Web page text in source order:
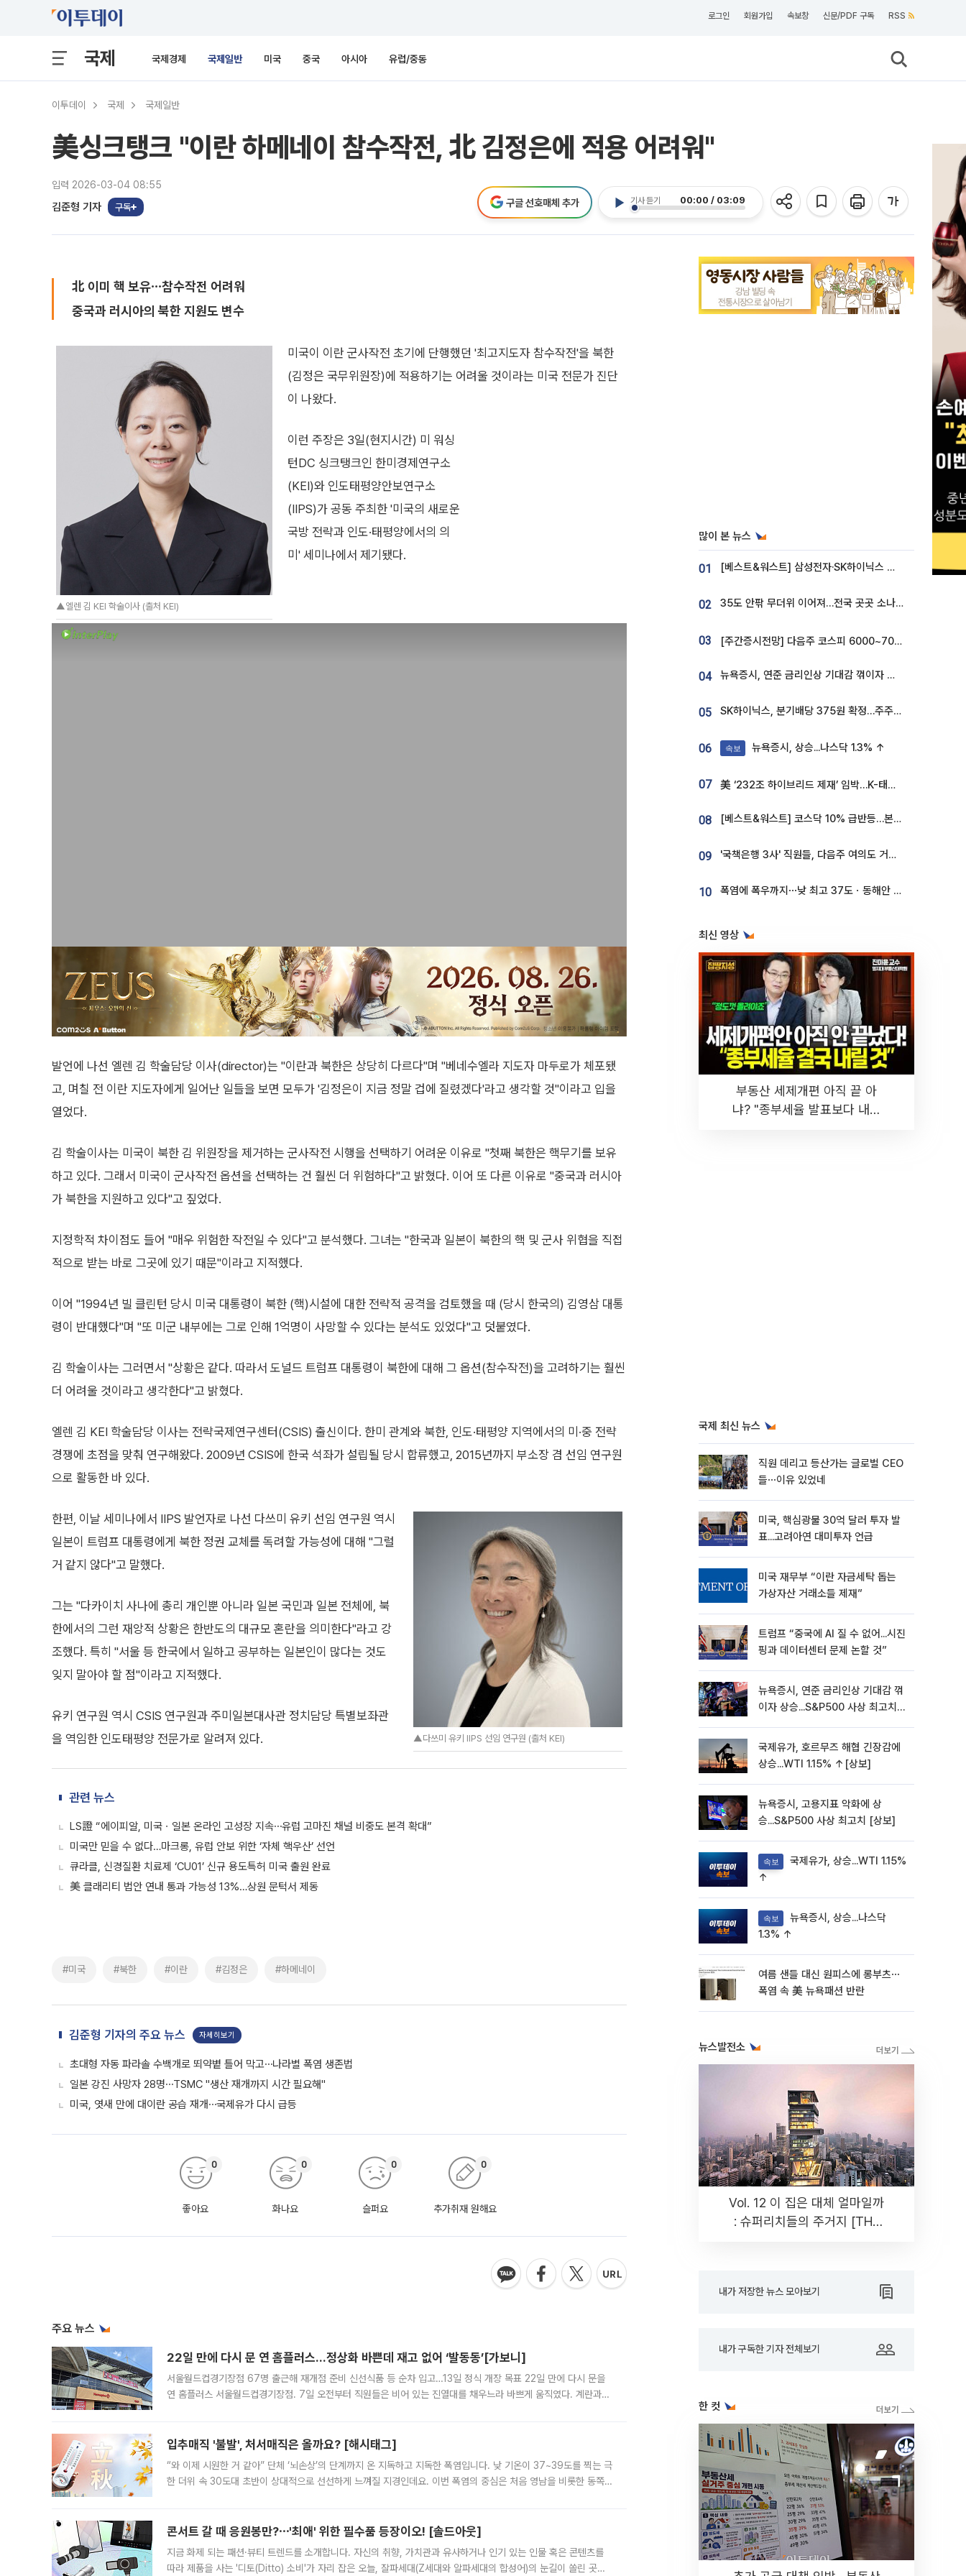
로그인 회원가입 속보창 신문/PDF 구독 RSS
국제 국제경제 국제일반 미국 중국 아시아 유럽/중동
이투데이 국제 국제일반
美싱크탱크 "이란 하메네이 참수작전, 北 김정은에 적용 어려워"
입력 2026-03-04 08:55
김준형 기자 구독
기사 듣기 00:00 / 03:09
구글 선호매체 추가
北 이미 핵 보유⋯참수작전 어려워
중국과 러시아의 북한 지원도 변수
▲엘렌 김 KEI 학술이사 (출처 KEI)
미국이 이란 군사작전 초기에 단행했던 '최고지도자 참수작전'을 북한
(김정은 국무위원장)에 적용하기는 어려울 것이라는 미국 전문가 진단
이 나왔다.
이런 주장은 3일(현지시간) 미 워싱
턴DC 싱크탱크인 한미경제연구소
(KEI)와 인도태평양안보연구소
(IIPS)가 공동 주최한 '미국의 새로운
국방 전략과 인도·태평양에서의 의
미' 세미나에서 제기됐다.
발언에 나선 엘렌 김 학술담당 이사(director)는 "이란과 북한은 상당히 다르다"며 "베네수엘라 지도자 마두로가 체포됐
고, 며칠 전 이란 지도자에게 일어난 일들을 보면 모두가 '김정은이 지금 정말 겁에 질렸겠다'라고 생각할 것"이라고 입을
열었다.
김 학술이사는 미국이 북한 김 위원장을 제거하는 군사작전 시행을 선택하기 어려운 이유로 "첫째 북한은 핵무기를 보유
하고 있다. 그래서 미국이 군사작전 옵션을 선택하는 건 훨씬 더 위험하다"고 밝혔다. 이어 또 다른 이유로 "중국과 러시아
가 북한을 지원하고 있다"고 짚었다.
지정학적 차이점도 들어 "매우 위험한 작전일 수 있다"고 분석했다. 그녀는 "한국과 일본이 북한의 핵 및 군사 위협을 직접
적으로 받는 바로 그곳에 있기 때문"이라고 지적했다.
이어 "1994년 빌 클린턴 당시 미국 대통령이 북한 (핵)시설에 대한 전략적 공격을 검토했을 때 (당시 한국의) 김영삼 대통
령이 반대했다"며 "또 미군 내부에는 그로 인해 1억명이 사망할 수 있다는 분석도 있었다"고 덧붙였다.
김 학술이사는 그러면서 "상황은 같다. 따라서 도널드 트럼프 대통령이 북한에 대해 그 옵션(참수작전)을 고려하기는 훨씬
더 어려울 것이라고 생각한다"고 밝혔다.
엘렌 김 KEI 학술담당 이사는 전략국제연구센터(CSIS) 출신이다. 한미 관계와 북한, 인도·태평양 지역에서의 미·중 전략
경쟁에 초점을 맞춰 연구해왔다. 2009년 CSIS에 한국 석좌가 설립될 당시 합류했고, 2015년까지 부소장 겸 선임 연구원
으로 활동한 바 있다.
▲다쓰미 유키 IIPS 선임 연구원 (출처 KEI)
한편, 이날 세미나에서 IIPS 발언자로 나선 다쓰미 유키 선임 연구원 역시
일본이 트럼프 대통령에게 북한 정권 교체를 독려할 가능성에 대해 "그럴
거 같지 않다"고 말했다.
그는 "다카이치 사나에 총리 개인뿐 아니라 일본 국민과 일본 전체에, 북
한에서의 그런 재앙적 상황은 한반도의 대규모 혼란을 의미한다"라고 강
조했다. 특히 "서울 등 한국에서 일하고 공부하는 일본인이 많다는 것도
잊지 말아야 할 점"이라고 지적했다.
유키 연구원 역시 CSIS 연구원과 주미일본대사관 정치담당 특별보좌관
을 역임한 인도태평양 전문가로 알려져 있다.
관련 뉴스
LS證 “에이피알, 미국ㆍ일본 온라인 고성장 지속⋯유럽 고마진 채널 비중도 본격 확대”
미국만 믿을 수 없다…마크롱, 유럽 안보 위한 ‘자체 핵우산’ 선언
큐라클, 신경질환 치료제 ‘CU01’ 신규 용도특허 미국 출원 완료
美 클래리티 법안 연내 통과 가능성 13%…상원 문턱서 제동
#미국 #북한 #이란 #김정은 #하메네이
김준형 기자의 주요 뉴스 자세히보기
초대형 자동 파라솔 수백개로 뙤약볕 틀어 막고⋯나라별 폭염 생존법
일본 강진 사망자 28명⋯TSMC "생산 재개까지 시간 필요해"
미국, 엿새 만에 대이란 공습 재개⋯국제유가 다시 급등
좋아요
0
화나요
0
슬퍼요
0
추가취재 원해요
0
주요 뉴스
22일 만에 다시 문 연 홈플러스…정상화 바쁜데 재고 없어 ‘발동동’[가보니]
서울월드컵경기장점 67명 출근해 재개점 준비 신선식품 등 순차 입고…13일 정식 개장 목표 22일 만에 다시 문을
연 홈플러스 서울월드컵경기장점. 7일 오전부터 직원들은 비어 있는 진열대를 채우느라 바쁘게 움직였다. 계란과
입추매직 '불발', 처서매직은 올까요? [해시태그]
“와 이제 시원한 거 같아” 단체 ‘뇌손상’의 단계까지 온 지독하고 지독한 폭염입니다. 낮 기온이 37~39도를 찍는 극
한 더위 속 30도대 초반이 상대적으로 선선하게 느껴질 지경인데요. 이번 폭염의 중심은 처음 영남을 비롯한 동쪽
콘서트 갈 때 응원봉만?⋯'최애' 위한 필수품 등장이오! [솔드아웃]
지금 화제 되는 패션·뷰티 트렌드를 소개합니다. 자신의 취향, 가치관과 유사하거나 인기 있는 인물 혹은 콘텐츠를
따라 제품을 사는 '디토(Ditto) 소비'가 자리 잡은 오늘, 잘파세대(Z세대와 알파세대의 합성어)의 눈길이 쏠린 곳은
많이 본 뉴스
01 [베스트&워스트] 삼성전자·SK하이닉스 밀린 한 주…상상인증권은 85% 급등
02 35도 안팎 무더위 이어져…전국 곳곳 소나기 [오늘 날씨]
03 [주간증시전망] 다음주 코스피 6000~7000⋯“外人 수급은 정책이 변수”
04 뉴욕증시, 연준 금리인상 기대감 꺾이자 상승...S&P500 사상 최고치 [종합]
05 SK하이닉스, 분기배당 375원 확정…주주환원책 9월로 앞당겨 발표
06 속보 뉴욕증시, 상승...나스닥 1.3% ↑
07 美 ‘232조 하이브리드 제재’ 임박…K-태양광, 불확실성 털고 날개 다나
08 [베스트&워스트] 코스닥 10% 급반등…본느, 최대주주 변경 기대에 270% 폭등
09 '국책은행 3사' 직원들, 다음주 여의도 거리 나서는 까닭은
10 폭염에 폭우까지⋯낮 최고 37도ㆍ동해안 강한 비 [날씨]
최신 영상
부동산 세제개편 아직 끝 아
냐? "종부세율 발표보다 내릴
국제 최신 뉴스
직원 데리고 등산가는 글로벌 CEO
들⋯이유 있었네
미국, 핵심광물 30억 달러 투자 발
표...고려아연 대미투자 언급
미국 재무부 “이란 자금세탁 돕는
가상자산 거래소들 제재”
트럼프 “중국에 AI 질 수 없어...시진
핑과 데이터센터 문제 논할 것”
뉴욕증시, 연준 금리인상 기대감 꺾
이자 상승...S&P500 사상 최고치
국제유가, 호르무즈 해협 긴장감에
상승...WTI 1.15% ↑[상보]
뉴욕증시, 고용지표 악화에 상
승...S&P500 사상 최고치 [상보]
속보
↑
속보
1.3% ↑
여름 샌들 대신 원피스에 롱부츠⋯
폭염 속 美 뉴욕패션 반란
뉴스발전소
Vol. 12 이 집은 대체 얼마일까
: 슈퍼리치들의 주거지 [THE
내가 저장한 뉴스 모아보기
내가 구독한 기자 전체보기
한 컷